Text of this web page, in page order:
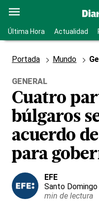
Última Hora Actualidad
Portada Mundo
GENERAL
Cuatro
búlgaros
acuerdo
para
EFE
Santo Domingo
min de lectura